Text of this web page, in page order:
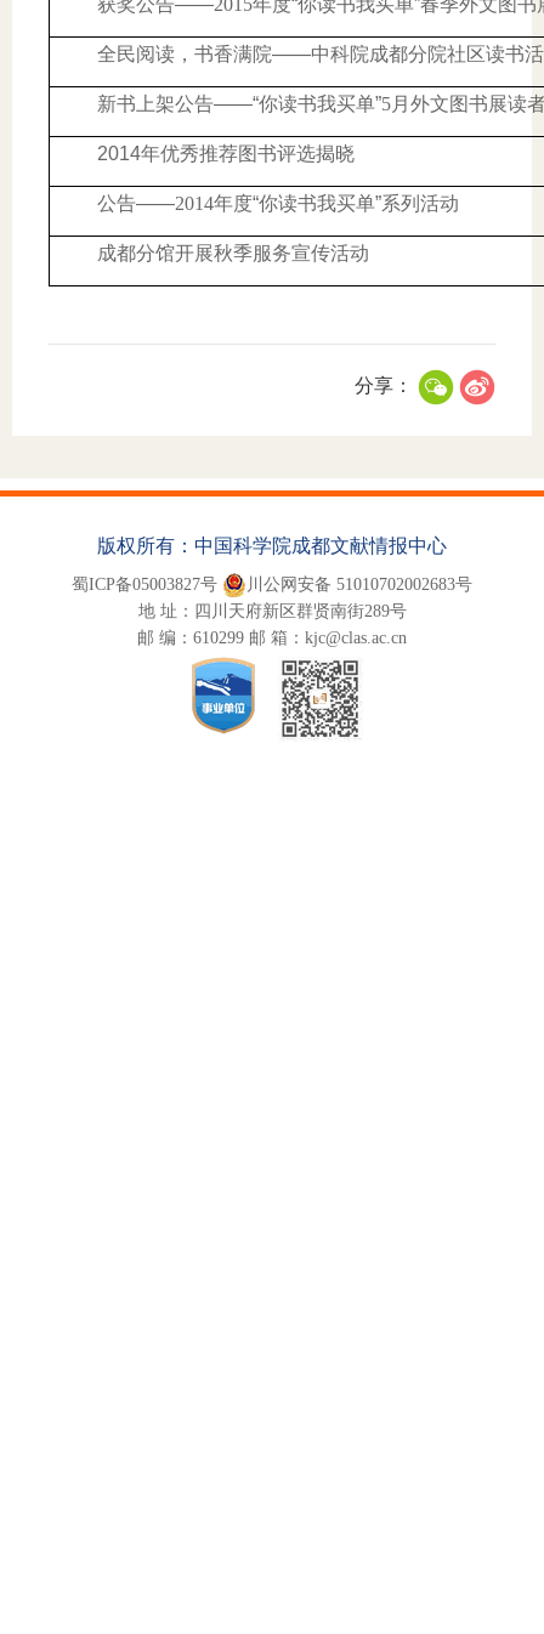
获奖公告——2015年度“你读书我买单”春季外文图
全民阅读，书香满院——中科院成都分院社区读书
新书上架公告——“你读书我买单”5月外文图书展读
2014年优秀推荐图书评选揭晓
公告——2014年度“你读书我买单”系列活动
成都分馆开展秋季服务宣传活动
分享：
版权所有：中国科学院成都文献情报中心
蜀ICP备05003827号
川公网安备 51010702002683号
地 址：四川天府新区群贤南街289号
邮 编：610299 邮 箱：kjc@clas.ac.cn